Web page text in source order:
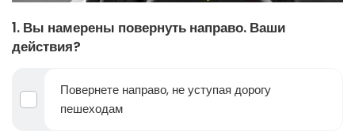
1. Вы намерены повернуть направо. Ваши
действия?
Повернете направо, не уступая дорогу
пешеходам